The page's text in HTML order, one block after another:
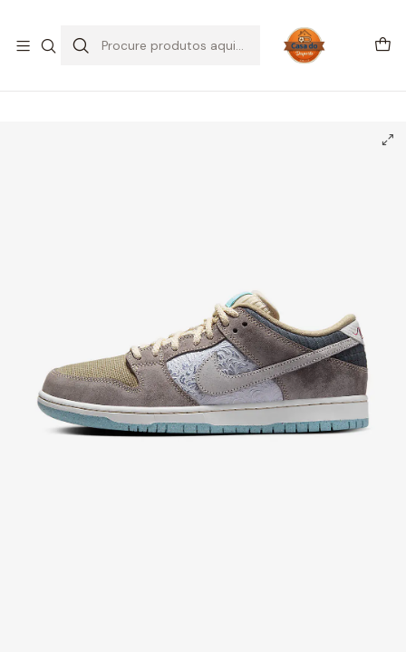
Início CALÇADO Nike
Dunk Low
Nike SB Dunk Low 'Big Money Savings' (2024)